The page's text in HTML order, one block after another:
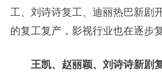
工、刘诗诗复工、迪丽热巴新
的复工复产，影视行业也在逐步复
王凯、赵丽颖、刘诗诗新剧